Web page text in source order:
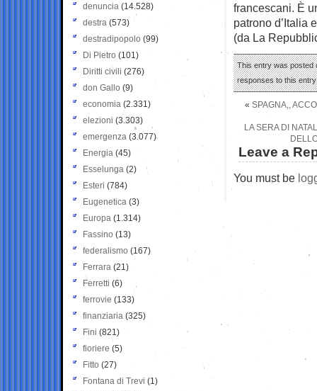
francescani. È
patrono d’Italia
(da La
This entry was posted
responses to this
« SPAGNA,,
LA SERA DI
Leave a
You must be
denuncia (14.528)
destra (573)
destradipopolo (99)
Di Pietro (101)
Diritti civili (276)
don Gallo (9)
economia (2.331)
elezioni (3.303)
emergenza (3.077)
Energia (45)
Esselunga (2)
Esteri (784)
Eugenetica (3)
Europa (1.314)
Fassino (13)
federalismo (167)
Ferrara (21)
Ferretti (6)
ferrovie (133)
finanziaria (325)
Fini (821)
fioriere (5)
Fitto (27)
Fontana di Trevi (1)